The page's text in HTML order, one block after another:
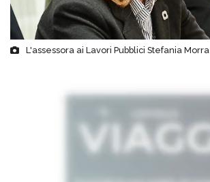
L'assessora ai Lavori Pubblici Stefania Morra